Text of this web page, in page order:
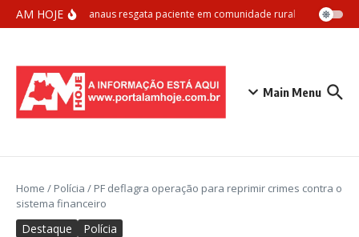
Ir para o conteúdo
AM HOJESamu Manaus resgata paciente em comunidade rural com apoio
Main Menu
Home / Polícia / PF deflagra operação para reprimir crimes contra o
sistema financeiro
Destaque Polícia